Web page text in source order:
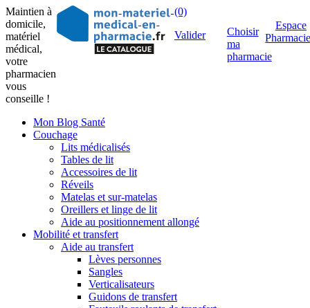
Maintien à
domicile,
matériel
médical,
votre
pharmacien
vous
conseille !
(0)
Valider
Choisir
ma
pharmacie
Espace
Mon Blog Santé
Couchage
Lits médicalisés
Tables de lit
Accessoires de lit
Réveils
Matelas et sur-matelas
Oreillers et linge de lit
Aide au positionnement allongé
Mobilité et transfert
Aide au transfert
Lèves personnes
Sangles
Verticalisateurs
Guidons de transfert